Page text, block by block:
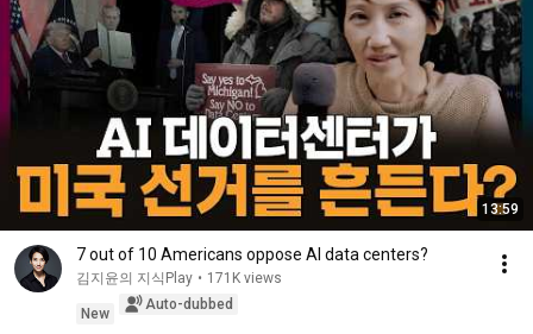
13:59
7 out of 10 Americans oppose AI data centers?
김지윤의 지식Play • 171K views
New
Auto-dubbed